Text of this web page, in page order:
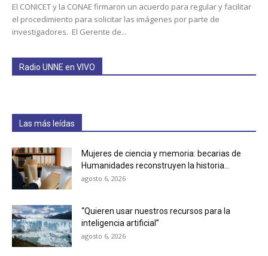
El CONICET y la CONAE firmaron un acuerdo para regular y facilitar
el procedimiento para solicitar las imágenes por parte de
investigadores. El Gerente de...
Radio UNNE en VIVO
Las más leídas
Mujeres de ciencia y memoria: becarias de
Humanidades reconstruyen la historia...
agosto 6, 2026
“Quieren usar nuestros recursos para la
inteligencia artificial”
agosto 6, 2026